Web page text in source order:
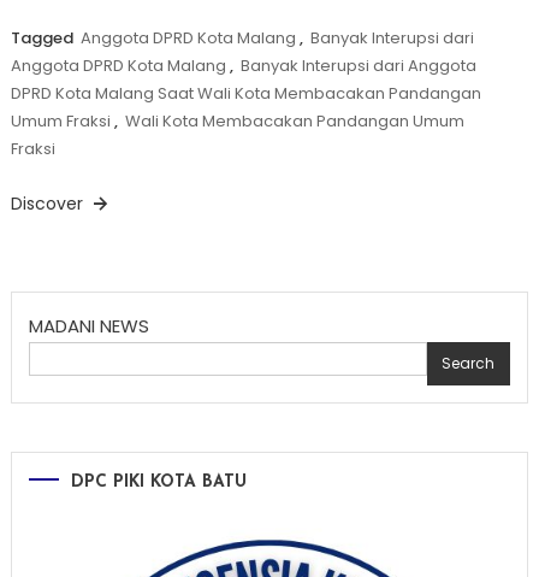
Tagged Anggota DPRD Kota Malang , Banyak Interupsi dari
Anggota DPRD Kota Malang , Banyak Interupsi dari Anggota
DPRD Kota Malang Saat Wali Kota Membacakan Pandangan
Umum Fraksi , Wali Kota Membacakan Pandangan Umum
Fraksi
Discover
MADANI NEWS
Search
DPC PIKI KOTA BATU